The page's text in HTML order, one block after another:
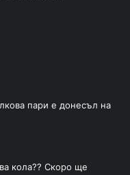
пари е донесъл на
кола?? Скоро ще